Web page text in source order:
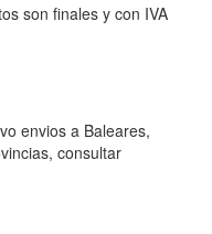
son finales y con IVA
envios a Baleares,
consultar